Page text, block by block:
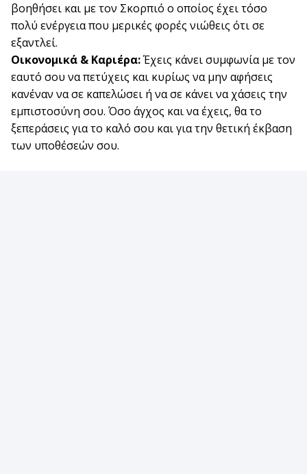
βοηθήσει και με τον Σκορπιό ο οποίος έχει τόσο
πολύ ενέργεια που μερικές φορές νιώθεις ότι σε
εξαντλεί.
Οικονομικά & Καριέρα:Έχεις κάνει συμφωνία με τον
εαυτό σου να πετύχεις και κυρίως να μην αφήσεις
κανέναν να σε καπελώσει ή να σε κάνει να χάσεις την
εμπιστοσύνη σου. Όσο άγχος και να έχεις, θα το
ξεπεράσεις για το καλό σου και για την θετική έκβαση
των υποθέσεών σου.